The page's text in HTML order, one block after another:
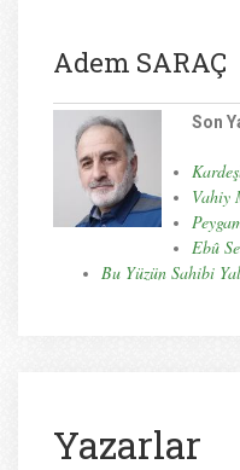
Adem SARAÇ
Son
Vahiy
Ebû
Bu Yüzün Sahibi
Yazarlar